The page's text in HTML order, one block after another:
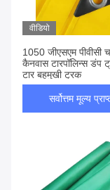
वीडियो
1050 जीएसएम पीवीसी
कैनवास टारपॉलिन्स डंप
टार बहुमुखी ट्रक
सर्वोत्तम मूल्य